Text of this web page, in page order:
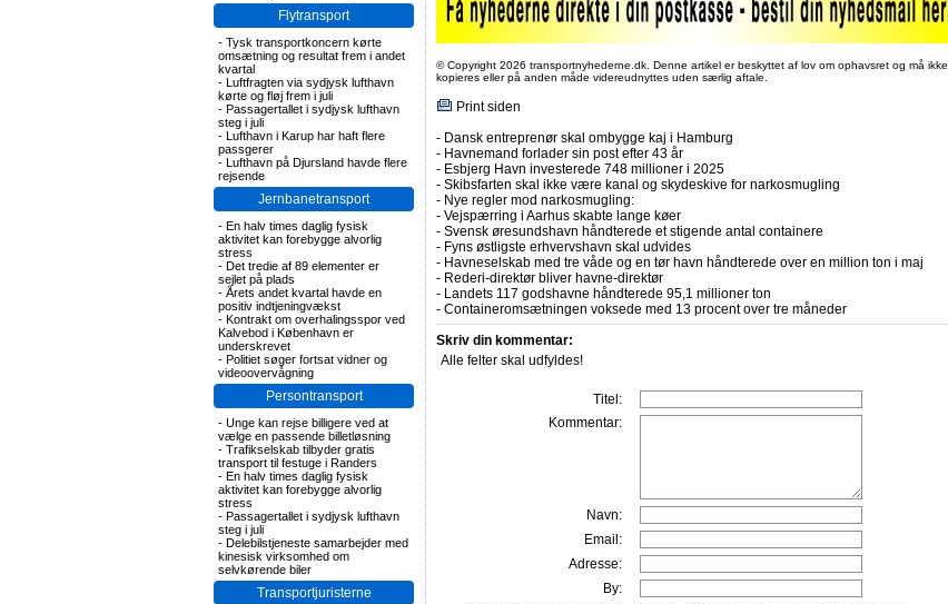
Flytransport
- Tysk transportkoncern kørte
omsætning og resultat frem i andet
kvartal
- Luftfragten via sydjysk lufthavn
kørte og fløj frem i juli
- Passagertallet i sydjysk lufthavn
steg i juli
- Lufthavn i Karup har haft flere
passgerer
- Lufthavn på Djursland havde flere
rejsende
Jernbanetransport
- En halv times daglig fysisk
aktivitet kan forebygge alvorlig
stress
- Det tredie af 89 elementer er
sejlet på plads
- Årets andet kvartal havde en
positiv indtjeningvækst
- Kontrakt om overhalingsspor ved
Kalvebod i København er
underskrevet
- Politiet søger fortsat vidner og
videoovervågning
Persontransport
- Unge kan rejse billigere ved at
vælge en passende billetløsning
- Trafikselskab tilbyder gratis
transport til festuge i Randers
- En halv times daglig fysisk
aktivitet kan forebygge alvorlig
stress
- Passagertallet i sydjysk lufthavn
steg i juli
- Delebilstjeneste samarbejder med
kinesisk virksomhed om
selvkørende biler
Transportjuristerne
© Copyright 2026 transportnyhederne.dk. Denne artikel er beskyttet af lov om ophavsret og må ikke
kopieres eller på anden måde videreudnyttes uden særlig aftale.
Print siden
- Dansk entreprenør skal ombygge kaj i Hamburg
- Havnemand forlader sin post efter 43 år
- Esbjerg Havn investerede 748 millioner i 2025
- Skibsfarten skal ikke være kanal og skydeskive for narkosmugling
- Nye regler mod narkosmugling:
- Vejspærring i Aarhus skabte lange køer
- Svensk øresundshavn håndterede et stigende antal containere
- Fyns østligste erhvervshavn skal udvides
- Havneselskab med tre våde og en tør havn håndterede over en million ton i maj
- Rederi-direktør bliver havne-direktør
- Landets 117 godshavne håndterede 95,1 millioner ton
- Containeromsætningen voksede med 13 procent over tre måneder
Skriv din kommentar:
Alle felter skal udfyldes!
Titel:
Kommentar:
Navn:
Email:
Adresse:
By: